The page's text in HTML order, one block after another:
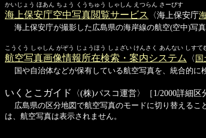
かいじょう ほあん ちょう くうちゅう しゃしん えつらん さーびす
海上保安庁空中写真閲覧サービス 〈海上保安庁
海上保安庁が撮影した広島県の海岸線の航空(空中)写真
こうくう しゃしん がぞう じょうほう しょざい けんさく あんない しすて
航空写真画像情報所在検索・案内システム 〈国
国や自治体などが保有している航空写真を、統合的
いくとこガイド 〈(株)パスコ運営〉［1/2000詳細
広島県の区分地図で航空写真のモードに切り替える
は、航空写真は表示されません。